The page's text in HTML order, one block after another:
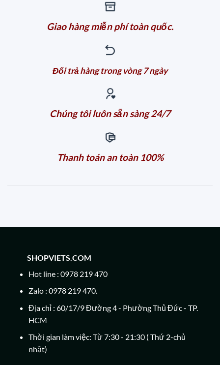
Giao hàng miễn phí toàn quốc.
Đổi trả hàng trong vòng 7 ngày
Chúng tôi luôn sẵn sàng 24/7
Thanh toán an toàn 100%
SHOPVIETS.COM
Hot line : 0978 219 470
Zalo : 0978 219 470.
Địa chỉ : 60/17/9 Đường 4 - Phường Thủ Đức - TP.
HCM
Thời gian làm việc: Từ 7:30 - 21:30 ( Thứ 2-chủ
nhật)